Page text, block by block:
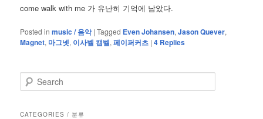
come walk with me 가 유난히 기억에 남았다.
Posted in music / 음악 |Tagged Even Johansen,Jason Quever,
Magnet, 마그넷, 이사벨 캠벨,페이퍼커츠 |4 Replies
e
rCATEGORIES / 분류